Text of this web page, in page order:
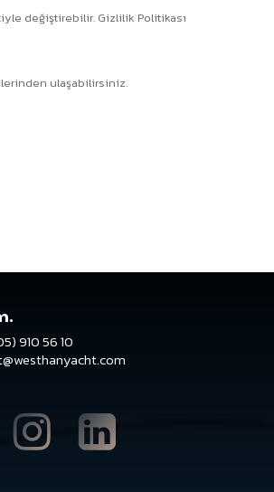
değiştirebilir. Gizlilik Politikası
ulaşabilirsiniz.
9105610